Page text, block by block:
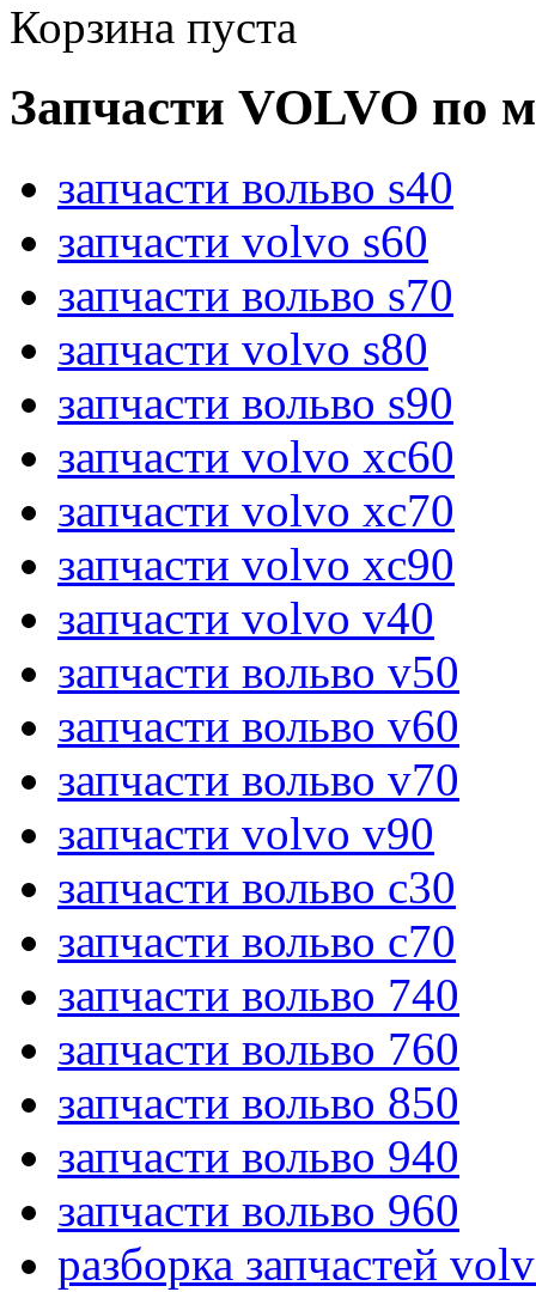
Корзина пуста
Запчасти VOLVO по
запчасти вольво s40
запчасти volvo s60
запчасти вольво s70
запчасти volvo s80
запчасти вольво s90
запчасти volvo xc60
запчасти volvo xc70
запчасти volvo xc90
запчасти volvo v40
запчасти вольво v50
запчасти вольво v60
запчасти вольво v70
запчасти volvo v90
запчасти вольво c30
запчасти вольво c70
запчасти вольво 740
запчасти вольво 760
запчасти вольво 850
запчасти вольво 940
запчасти вольво 960
разборка запчастей